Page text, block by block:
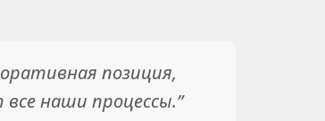
позиция,
все наши процессы.”